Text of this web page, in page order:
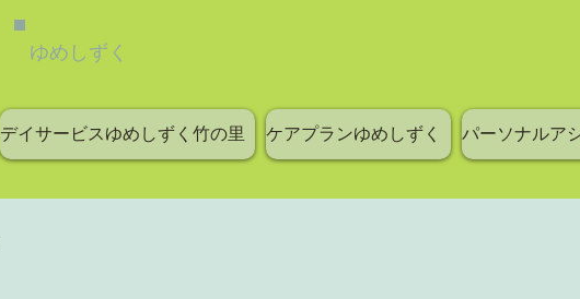
ゆめしずく
デイサービスゆめしずく竹の里 ケアプランゆめしずく パーソナルア